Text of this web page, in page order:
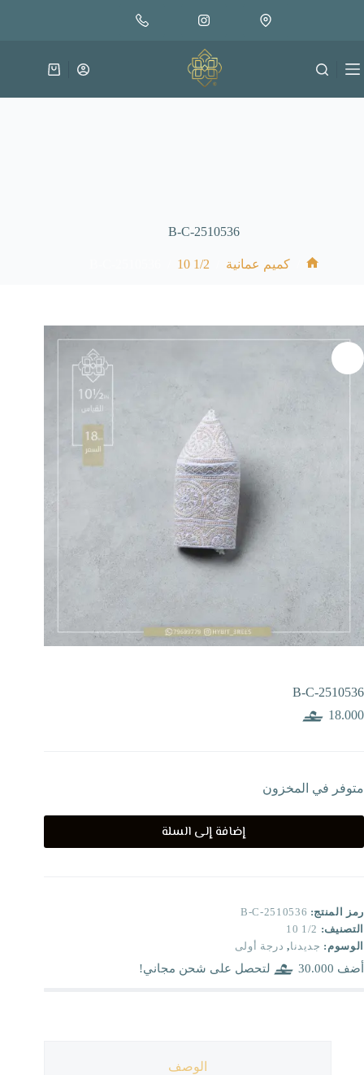
متوفر في المخزون
إضافة إلى السلة
عربة
B-C-2510536
كميم عمانية 1/2 10
B-C-2510536
18.000
متوفر في المخزون
إضافة إلى السلة
رمز المنتج: B-C-2510536
التصنيف: 1/2 10
الوسوم: جديدنا, درجة أولى
أضف 30.000 لتحصل على شحن مجاني!
الوصف